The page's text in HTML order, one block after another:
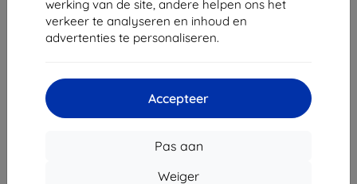
werking van de site, andere helpen ons het
verkeer te analyseren en inhoud en
advertenties te personaliseren.
Accepteer
Pas aan
Weiger
Schrijf ons
Maandag tot vrijdag:
Zaterdag en zondag:
Offline